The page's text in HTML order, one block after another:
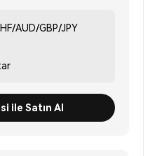
AUD/GBP/JPY
ile Satın Al